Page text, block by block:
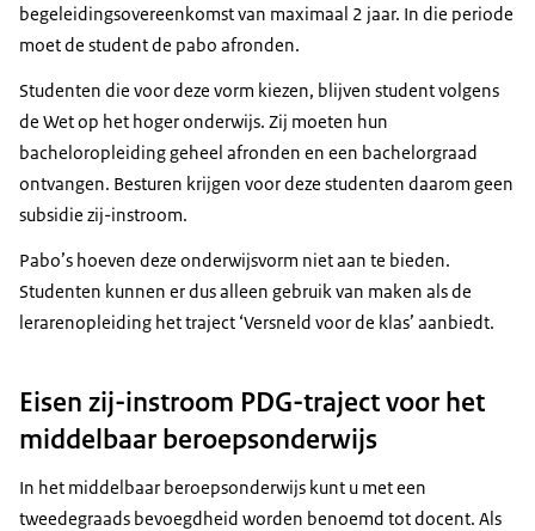
begeleidingsovereenkomst van maximaal 2 jaar. In die periode
moet de student de pabo afronden.
Studenten die voor deze vorm kiezen, blijven student volgens
de Wet op het hoger onderwijs. Zij moeten hun
bacheloropleiding geheel afronden en een bachelorgraad
ontvangen. Besturen krijgen voor deze studenten daarom geen
subsidie zij-instroom.
Pabo’s hoeven deze onderwijsvorm niet aan te bieden.
Studenten kunnen er dus alleen gebruik van maken als de
lerarenopleiding het traject ‘Versneld voor de klas’ aanbiedt.
Eisen zij-instroom PDG-traject voor het
middelbaar beroepsonderwijs
In het middelbaar beroepsonderwijs kunt u met een
tweedegraads bevoegdheid worden benoemd tot docent. Als